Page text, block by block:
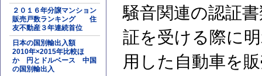
２０１６年分譲マンション
販売戸数ランキング 住
友不動産３年連続首位
日本の国別輸出入額
2010年×2015年比較ほ
か 円とドルベース 中国
の国別輸出入
騒音関連の認証
証を受ける際に
用した自動車を